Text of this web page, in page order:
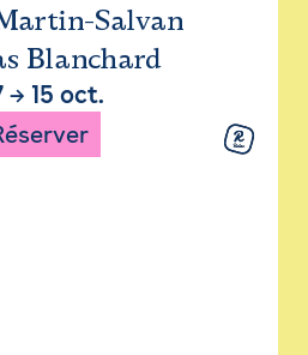
Salvan
Blanchard
→ 15 oct.